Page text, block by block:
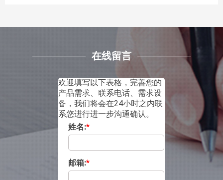
在线留言
欢迎填写以下表格，完善您的
产品需求、联系电话、需求设
备，我们将会在24小时之内联
系您进行进一步沟通确认。
姓名:*
邮箱:*